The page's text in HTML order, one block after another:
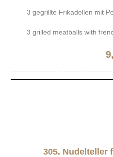
3 gegrillte Frikadellen mit
3 grilled meatballs with
305. Nudelteller